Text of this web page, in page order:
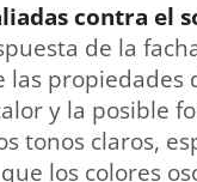
contra el
de la
propiedades
y la posible
tonos claros,
los colores